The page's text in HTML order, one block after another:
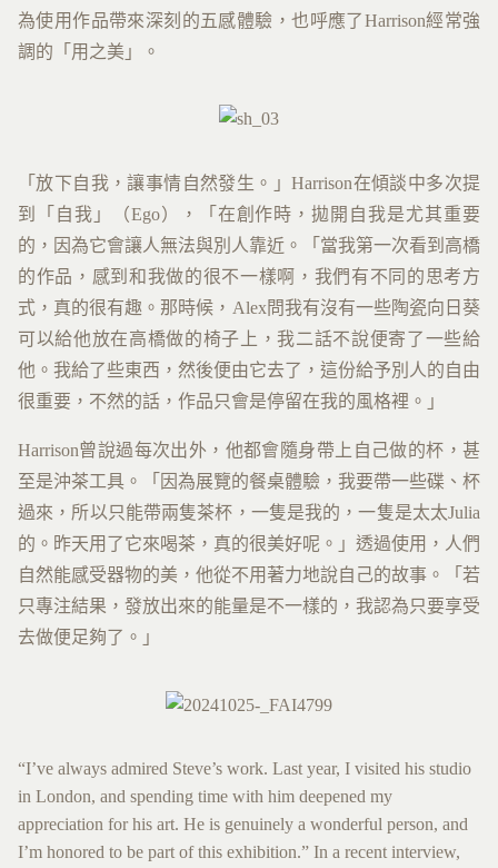
為使用作品帶來深刻的五感體驗，也呼應了Harrison經常強
調的「用之美」。
「放下自我，讓事情自然發生。」Harrison在傾談中多次提
到「自我」（Ego），「在創作時，拋開自我是尤其重要
的，因為它會讓人無法與別人靠近。「當我第一次看到高橋
的作品，感到和我做的很不一樣啊，我們有不同的思考方
式，真的很有趣。那時候，Alex問我有沒有一些陶瓷向日葵
可以給他放在高橋做的椅子上，我二話不說便寄了一些給
他。我給了些東西，然後便由它去了，這份給予別人的自由
很重要，不然的話，作品只會是停留在我的風格裡。」
Harrison曾說過每次出外，他都會隨身帶上自己做的杯，甚
至是沖茶工具。「因為展覽的餐桌體驗，我要帶一些碟、杯
過來，所以只能帶兩隻茶杯，一隻是我的，一隻是太太Julia
的。昨天用了它來喝茶，真的很美好呢。」透過使用，人們
自然能感受器物的美，他從不用著力地說自己的故事。「若
只專注結果，發放出來的能量是不一樣的，我認為只要享受
去做便足夠了。」
“I’ve always admired Steve’s work. Last year, I visited his studio
in London, and spending time with him deepened my
appreciation for his art. He is genuinely a wonderful person, and
I’m honored to be part of this exhibition.” In a recent interview,